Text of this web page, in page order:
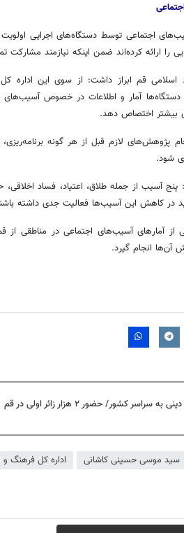
اجتماعی توسط دستگاه‌های اجرایی اولویت
را ارائه کرده‌اند ضمن اینکه نیازمند
اسلامی قم ابراز داشت: از سوی این اداره
آمار و اطلاعات در خصوص آسیب‌های
بیشتر اختصاص دهد.
پژوهش‌های لازم قبل از هر گونه برنامه‌ریزی،
شود.
آسیب از جمله طلاق، اعتیاد، فساد
در کاهش این آسیب‌ها فعالیت جدی داشته
آمارهای آسیب‌های اجتماعی در مناطقی از
آن‌ها انجام گیرد.
سراسر کشور/ حضور ۲ هزار زائر اولی در قم
سید موسی حسینی کاشانی اداره کل فرهنگ